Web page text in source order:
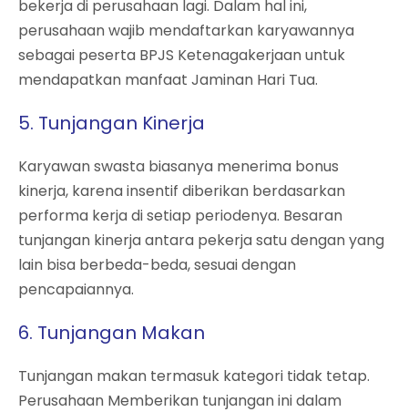
bekerja di perusahaan lagi. Dalam hal ini,
perusahaan wajib mendaftarkan karyawannya
sebagai peserta BPJS Ketenagakerjaan untuk
mendapatkan manfaat Jaminan Hari Tua.
5. Tunjangan Kinerja
Karyawan swasta biasanya menerima bonus
kinerja, karena insentif diberikan berdasarkan
performa kerja di setiap periodenya. Besaran
tunjangan kinerja antara pekerja satu dengan yang
lain bisa berbeda-beda, sesuai dengan
pencapaiannya.
6. Tunjangan Makan
Tunjangan makan termasuk kategori tidak tetap.
Perusahaan Memberikan tunjangan ini dalam